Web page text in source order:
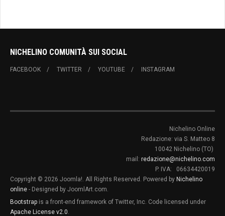
NICHELINO COMUNITÀ SUI SOCIAL
FACEBOOK TWITTER YOUTUBE INSTAGRAM
Nichelino Online
Redazione: via S. Matteo 8
10042 Nichelino (TO)
mail: redazione@nichelino.com
P. IVA: 06634420019
Copyright © 2026 Joomla!. All Rights Reserved. Powered by Nichelino
online - Designed by JoomlArt.com.
Bootstrap is a front-end framework of Twitter, Inc. Code licensed under
Apache License v2.0